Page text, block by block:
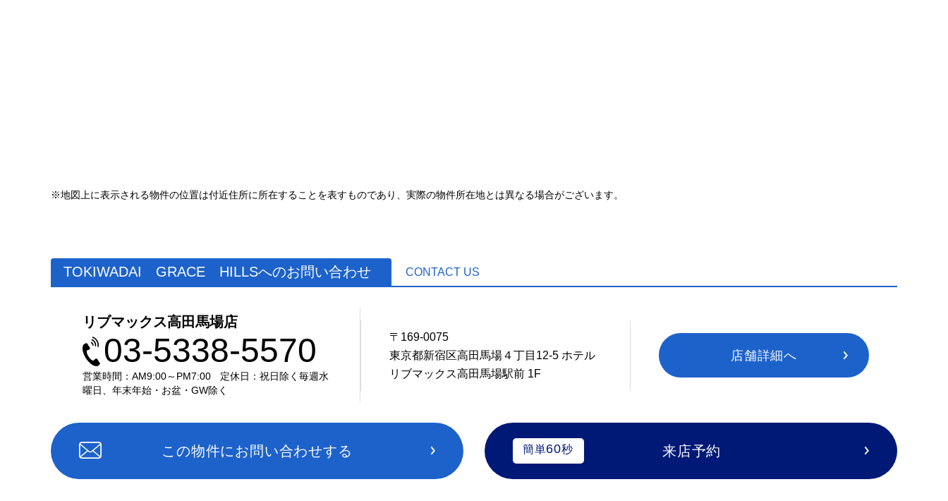
※地図上に表示される物件の位置は付近住所に所在することを表すものであり、実際の物件所在地とは異なる場合がございます。
TOKIWADAI GRACE HILLSへのお問い合わせ CONTACT US
リブマックス高田馬場店
03-5338-5570
営業時間：AM9:00～PM7:00
定休日：祝日除く毎週水
曜日、年末年始・お盆・GW除く
〒169-0075
東京都新宿区高田馬場４丁目12-5 ホテル
リブマックス高田馬場駅前 1F
店舗詳細へ
この物件にお問い合わせする 簡単60秒 来店予約